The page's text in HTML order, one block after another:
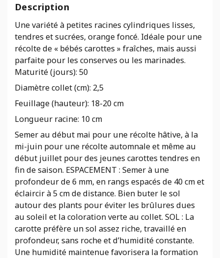
Description
Une variété à petites racines cylindriques lisses,
tendres et sucrées, orange foncé. Idéale pour une
récolte de « bébés carottes » fraîches, mais aussi
parfaite pour les conserves ou les marinades.
Maturité (jours): 50
Diamètre collet (cm): 2,5
Feuillage (hauteur): 18-20 cm
Longueur racine: 10 cm
Semer au début mai pour une récolte hâtive, à la
mi-juin pour une récolte automnale et même au
début juillet pour des jeunes carottes tendres en
fin de saison. ESPACEMENT : Semer à une
profondeur de 6 mm, en rangs espacés de 40 cm et
éclaircir à 5 cm de distance. Bien buter le sol
autour des plants pour éviter les brûlures dues
au soleil et la coloration verte au collet. SOL : La
carotte préfère un sol assez riche, travaillé en
profondeur, sans roche et d’humidité constante.
Une humidité maintenue favorisera la formation